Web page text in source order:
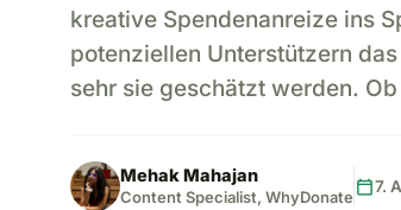
kreative Spendenanreize ins
potenziellen Unterstützern
sehr sie geschätzt werden.
Mehak Mahajan
Content Specialist, WhyDonate calendar_today7.